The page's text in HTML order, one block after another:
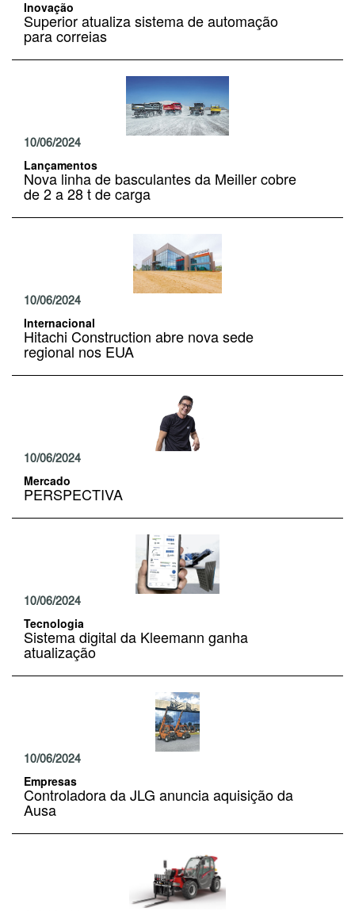
Inovação
Superior atualiza sistema de automação
para correias
10/06/2024
Lançamentos
Nova linha de basculantes da Meiller cobre
de 2 a 28 t de carga
10/06/2024
Internacional
Hitachi Construction abre nova sede
regional nos EUA
10/06/2024
Mercado
PERSPECTIVA
10/06/2024
Tecnologia
Sistema digital da Kleemann ganha
atualização
10/06/2024
Empresas
Controladora da JLG anuncia aquisição da
Ausa